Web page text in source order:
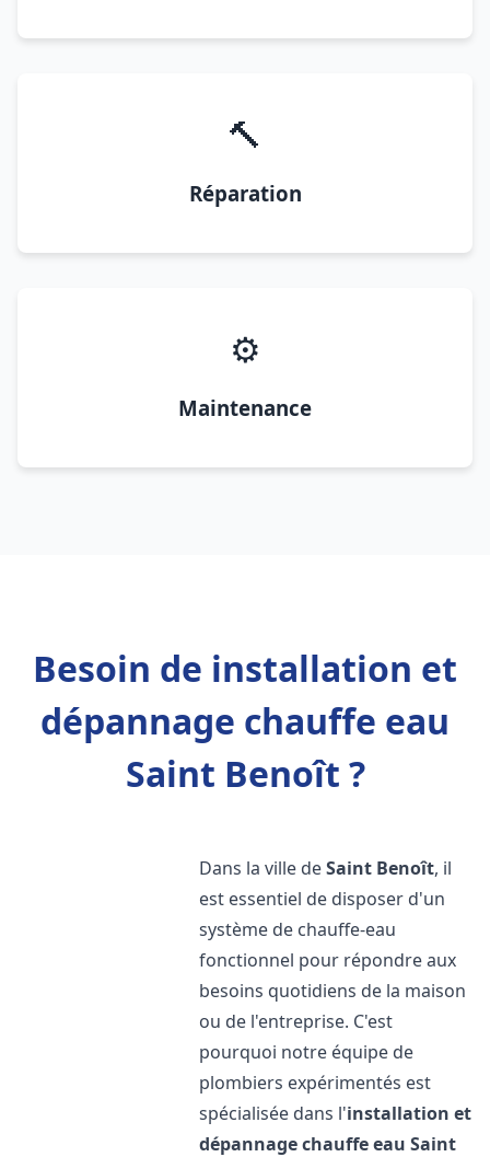
🔨
Réparation
⚙️
Maintenance
Besoin de installation et
dépannage chauffe eau
Saint Benoît ?
Dans la ville deSaint Benoît, il
est essentiel de disposer d'un
système de chauffe-eau
fonctionnel pour répondre aux
besoins quotidiens de la maison
ou de l'entreprise. C'est
pourquoi notre équipe de
plombiers expérimentés est
spécialisée dans l'installation et
dépannage chauffe eau Saint